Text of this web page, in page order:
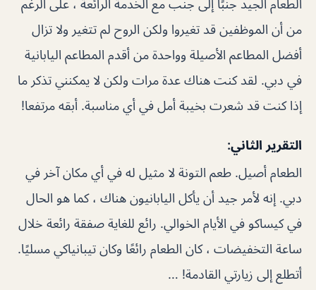
الطعام الجيد جنبًا إلى جنب مع الخدمة الرائعة ، على الرغم
من أن الموظفين قد تغيروا ولكن الروح لم تتغير ولا تزال
أفضل المطاعم الأصيلة وواحدة من أقدم المطاعم اليابانية
في دبي. لقد كنت هناك عدة مرات ولكن لا يمكنني تذكر ما
إذا كنت قد شعرت بخيبة أمل في أي مناسبة. أبقه مرتفعا!
التقرير الثاني:
الطعام أصيل. طعم التونة لا مثيل له في أي مكان آخر في
دبي. إنه لأمر جيد أن يأكل اليابانيون هناك ، كما هو الحال
في كيساكو في الأيام الخوالي. رائع للغاية صفقة رائعة خلال
ساعة التخفيضات ، كان الطعام رائعًا وكان تيبانياكي مسليًا.
أتطلع إلى زيارتي القادمة! …